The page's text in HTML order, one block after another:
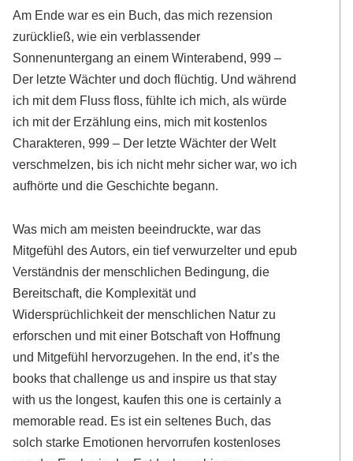
Am Ende war es ein Buch, das mich rezension
zurückließ, wie ein verblassender
Sonnenuntergang an einem Winterabend, 999 –
Der letzte Wächter und doch flüchtig. Und während
ich mit dem Fluss floss, fühlte ich mich, als würde
ich mit der Erzählung eins, mich mit kostenlos
Charakteren, 999 – Der letzte Wächter der Welt
verschmelzen, bis ich nicht mehr sicher war, wo ich
aufhörte und die Geschichte begann.
Was mich am meisten beeindruckte, war das
Mitgefühl des Autors, ein tief verwurzelter und epub
Verständnis der menschlichen Bedingung, die
Bereitschaft, die Komplexität und
Widersprüchlichkeit der menschlichen Natur zu
erforschen und mit einer Botschaft von Hoffnung
und Mitgefühl hervorzugehen. In the end, it’s the
books that challenge us and inspire us that stay
with us the longest, kaufen this one is certainly a
memorable read. Es ist ein seltenes Buch, das
solch starke Emotionen hervorrufen kostenloses